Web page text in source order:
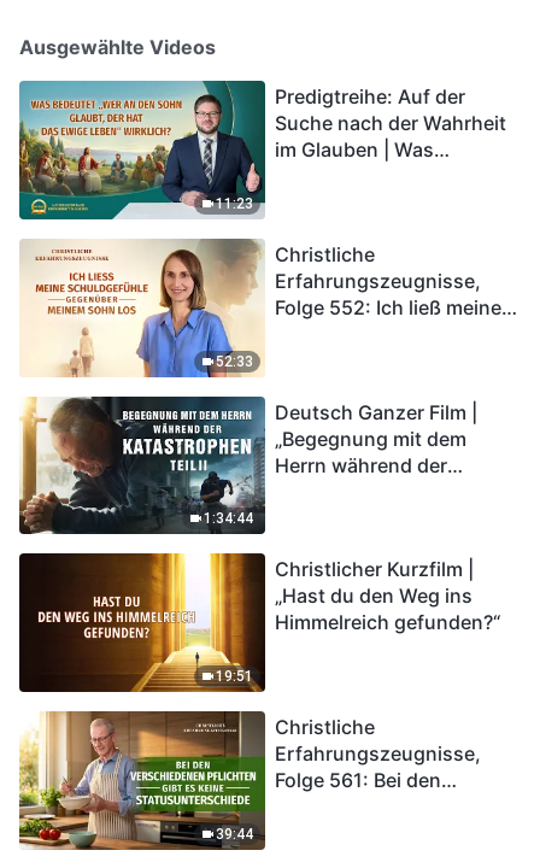
Ausgewählte Videos
11:23
Predigtreihe: Auf der
Suche nach der Wahrheit
im Glauben | Was
52:33
Christliche
Erfahrungszeugnisse,
Folge 552: Ich ließ meine
1:34:44
Deutsch Ganzer Film |
„Begegnung mit dem
Herrn während der
in das Königreich Gottes
eintreten?
19:51
Christlicher Kurzfilm |
„Hast du den Weg ins
Himmelreich gefunden?“
39:44
Christliche
Erfahrungszeugnisse,
Folge 561: Bei den